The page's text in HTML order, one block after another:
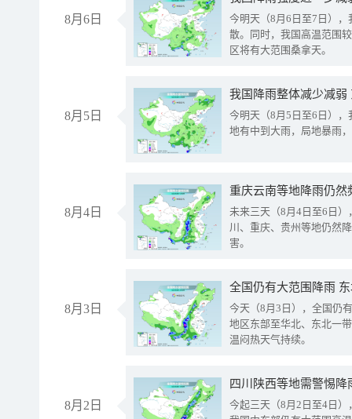
8月6日
今明天（8月6日至7日）
散。同时，我国高温范围
区将有大范围桑拿天。
8月5日
我国降雨整体减少减弱
今明天（8月5日至6日）
地有中到大雨，局地暴雨
8月4日
重庆云南等地降雨仍然
未来三天（8月4日至6日
川、重庆、贵州等地仍然
害。
8月3日
全国仍有大范围降雨
今天（8月3日），全国仍
地区东部至华北、东北一
温闷热天气持续。
8月2日
今起三天（8月2日至4日